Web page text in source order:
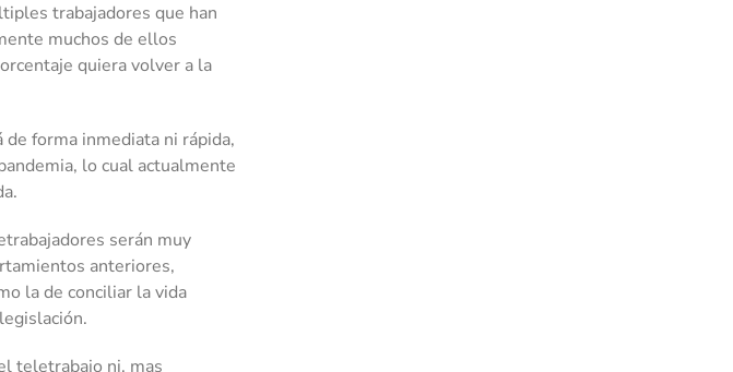
trabajadores que han
muchos de ellos
quiera volver a la
forma inmediata ni rápida,
lo cual actualmente
serán muy
anteriores,
la de conciliar la vida
teletrabajo ni, mas